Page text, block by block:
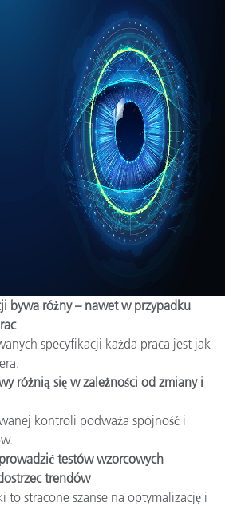
bywa różny – nawet w przypadku
specyfikacji każda praca jest jak
różnią się w zależności od zmiany i
kontroli podważa spójność i
testów wzorcowych
trendów
to stracone szanse na optymalizację i